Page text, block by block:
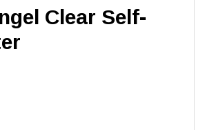
Clear Self-